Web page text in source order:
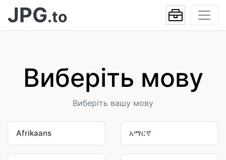
JPG.to
Виберіть мову
Виберіть вашу мову
Afrikaans አማርኛ